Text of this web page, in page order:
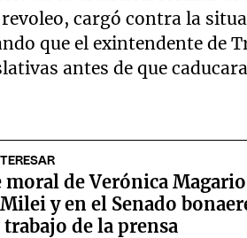
cargó contra la
que el exintendente de
antes de que
moral de Verónica
y en el Senado
de la prensa